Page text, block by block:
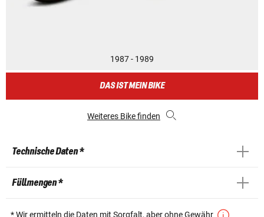
1987 - 1989
DAS IST MEIN BIKE
Weiteres Bike finden
Technische Daten *
Füllmengen *
* Wir ermitteln die Daten mit Sorgfalt, aber ohne Gewähr